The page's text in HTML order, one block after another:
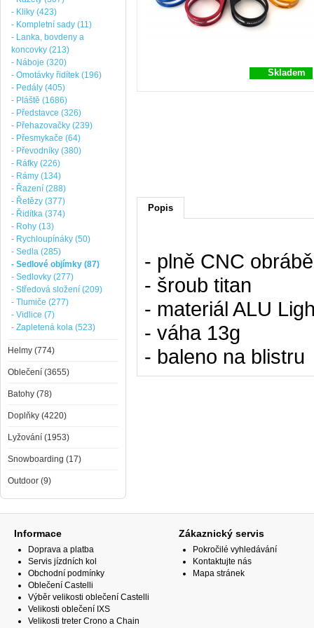
Skladem
Popis
- plně CNC
- šroub titan
- materiál ALU
- váha 13g
- baleno na blistru
- Kliky (423)
- Kompletní sady (11)
- Lanka, bovdeny a
koncovky (213)
- Náboje (320)
- Omotávky řidítek (196)
- Pedály (405)
- Pláště (1686)
- Představce (326)
- Přehazovačky (239)
- Přesmykače (64)
- Převodníky (380)
- Ráfky (226)
- Rámy (134)
- Řazení (288)
- Řetězy (377)
- Řidítka (374)
- Rohy (13)
- Rychloupínáky (50)
- Sedla (285)
- Sedlové objímky (87)
- Sedlovky (277)
- Středová složení (209)
- Tlumiče (277)
- Vidlice (7)
- Zapletená kola (523)
Helmy (774)
Oblečení (3655)
Batohy (78)
Doplňky (4220)
Lyžování (1953)
Snowboarding (17)
Outdoor (9)
Informace
Doprava a platba
Servis jízdních kol
Obchodní podmínky
Oblečení Castelli
Výběr velikosti oblečení Castelli
Velikosti oblečení IXS
Velikosti treter Crono a Chain
Zákaznický servis
Pokročilé vyhledávání
Kontaktujte nás
Mapa stránek